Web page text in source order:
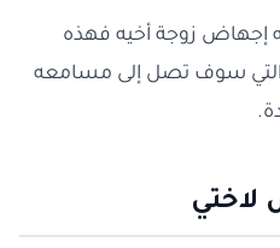
إجهاض زوجة أخيه فهذه
التي سوف تصل إلى مسامعه
لاختي